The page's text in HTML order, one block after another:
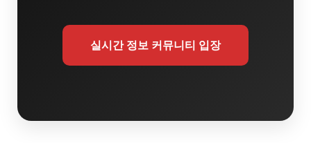
실시간 정보 커뮤니티 입장